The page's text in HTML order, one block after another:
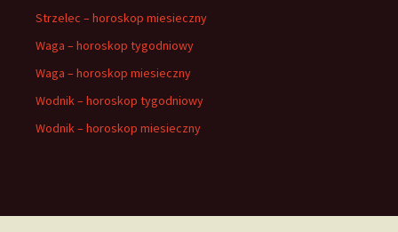
Strzelec – horoskop miesieczny
Waga – horoskop tygodniowy
Waga – horoskop miesieczny
Wodnik – horoskop tygodniowy
Wodnik – horoskop miesieczny